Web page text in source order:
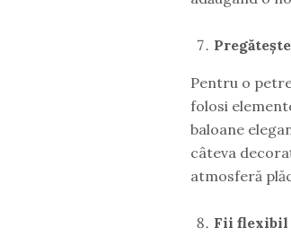
Pentru o
folosi
baloane
câteva
atmosferă
Fii flexibil